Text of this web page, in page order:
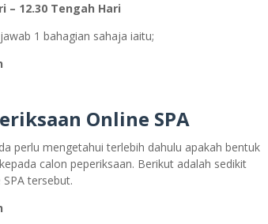
– 12.30 Tengah Hari
1 bahagian sahaja iaitu;
Online SPA
perlu mengetahui terlebih dahulu apakah bentuk
calon peperiksaan. Berikut adalah sedikit
tersebut.